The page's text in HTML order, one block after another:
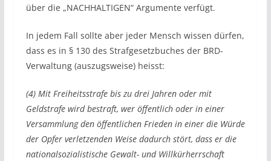
über die „NACHHALTIGEN“ Argumente verfügt.
In jedem Fall sollte aber jeder Mensch wissen dürfen,
dass es in § 130 des Strafgesetzbuches der BRD-
Verwaltung (auszugsweise) heisst:
(4) Mit Freiheitsstrafe bis zu drei Jahren oder mit
Geldstrafe wird bestraft, wer öffentlich oder in einer
Versammlung den öffentlichen Frieden in einer die Würde
der Opfer verletzenden Weise dadurch stört, dass er die
nationalsozialistische Gewalt- und Willkürherrschaft